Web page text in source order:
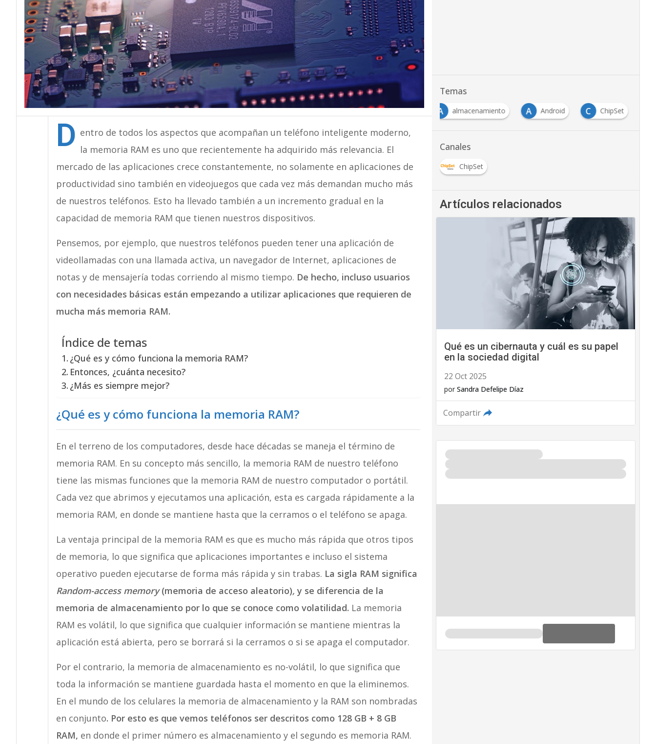
D entro de todos los aspectos que acompañan un teléfono inteligente moderno,
la memoria RAM es uno que recientemente ha adquirido más relevancia. El
mercado de las aplicaciones crece constantemente, no solamente en aplicaciones de
productividad sino también en videojuegos que cada vez más demandan mucho más
de nuestros teléfonos. Esto ha llevado también a un incremento gradual en la
capacidad de memoria RAM que tienen nuestros dispositivos.
Pensemos, por ejemplo, que nuestros teléfonos pueden tener una aplicación de
videollamadas con una llamada activa, un navegador de Internet, aplicaciones de
notas y de mensajería todas corriendo al mismo tiempo. De hecho, incluso usuarios
con necesidades básicas están empezando a utilizar aplicaciones que requieren de
mucha más memoria RAM.
Índice de temas
¿Qué es y cómo funciona la memoria RAM?
Entonces, ¿cuánta necesito?
¿Más es siempre mejor?
¿Qué es y cómo funciona la memoria RAM?
En el terreno de los computadores, desde hace décadas se maneja el término de
memoria RAM. En su concepto más sencillo, la memoria RAM de nuestro teléfono
tiene las mismas funciones que la memoria RAM de nuestro computador o portátil.
Cada vez que abrimos y ejecutamos una aplicación, esta es cargada rápidamente a la
memoria RAM, en donde se mantiene hasta que la cerramos o el teléfono se apaga.
La ventaja principal de la memoria RAM es que es mucho más rápida que otros tipos
de memoria, lo que significa que aplicaciones importantes e incluso el sistema
operativo pueden ejecutarse de forma más rápida y sin trabas. La sigla RAM significa
Random-access memory(memoria de acceso aleatorio),y se diferencia de la
memoria de almacenamiento por lo que se conoce como volatilidad. La memoria
RAM es volátil, lo que significa que cualquier información se mantiene mientras la
aplicación está abierta, pero se borrará si la cerramos o si se apaga el computador.
Por el contrario, la memoria de almacenamiento es no-volátil, lo que significa que
toda la información se mantiene guardada hasta el momento en que la eliminemos.
En el mundo de los celulares la memoria de almacenamiento y la RAM son nombradas
en conjunto. Por esto es que vemos teléfonos ser descritos como 128 GB + 8 GB
RAM, en donde el primer número es almacenamiento y el segundo es memoria RAM.
Temas
A
almacenamiento A Android C ChipSet
Canales
ChipSet
Artículos relacionados
Qué es un cibernauta y cuál es su papel
en la sociedad digital
22 Oct 2025
por Sandra Defelipe Díaz
Compartir